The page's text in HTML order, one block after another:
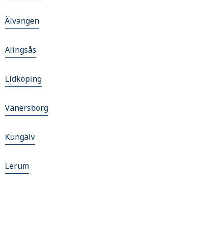
Älvängen
Alingsås
Lidköping
Vänersborg
Kungälv
Lerum